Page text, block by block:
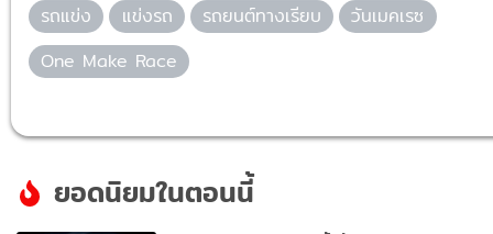
รถแข่ง
แข่งรถ รถยนต์ทางเรียบ
วันเมคเรซ
One Make Race
ยอดนิยมในตอนนี้